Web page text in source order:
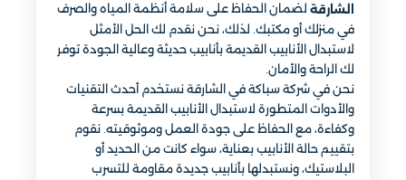
الشارقة لضمان الحفاظ على سلامة أنظمة المياه والصرف
في منزلك أو مكتبك. لذلك، نحن نقدم لك الحل الأمثل
لاستبدال الأنابيب القديمة بأنابيب حديثة وعالية الجودة توفر
لك الراحة والأمان.
نحن في شركة سباكة في الشارقة نستخدم أحدث التقنيات
والأدوات المتطورة لاستبدال الأنابيب القديمة بسرعة
وكفاءة، مع الحفاظ على جودة العمل وموثوقيته. نقوم
بتقييم حالة الأنابيب بعناية، سواء كانت من الحديد أو
البلاستيك، ونستبدلها بأنابيب جديدة مقاومة للتسرب